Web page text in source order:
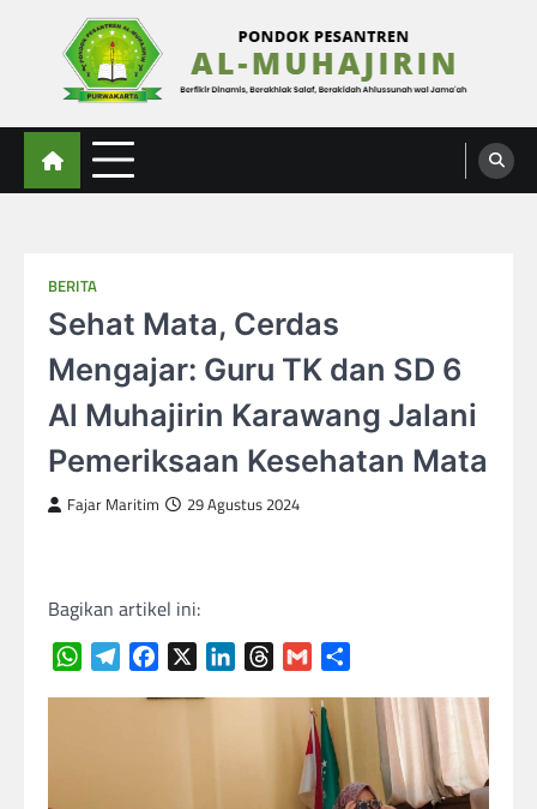
Al-Muhajirin
Berpikir Dinamis – Berakhlak Salaf – Berakidah Ahlussunah wal Jamaah
BERITA
Sehat Mata, Cerdas
Mengajar: Guru TK dan SD 6
Al Muhajirin Karawang Jalani
Pemeriksaan Kesehatan Mata
Fajar Maritim 29 Agustus 2024
Bagikan artikel ini:
WhatsAppTelegramFacebook LinkedInThreads
Gmail